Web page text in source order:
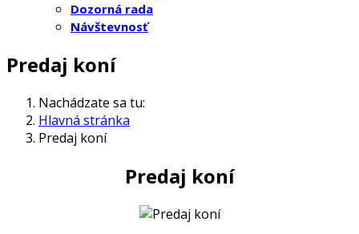
Dozorná rada
Návštevnosť
Predaj koní
Nachádzate sa tu:
Hlavná stránka
Predaj koní
Predaj koní